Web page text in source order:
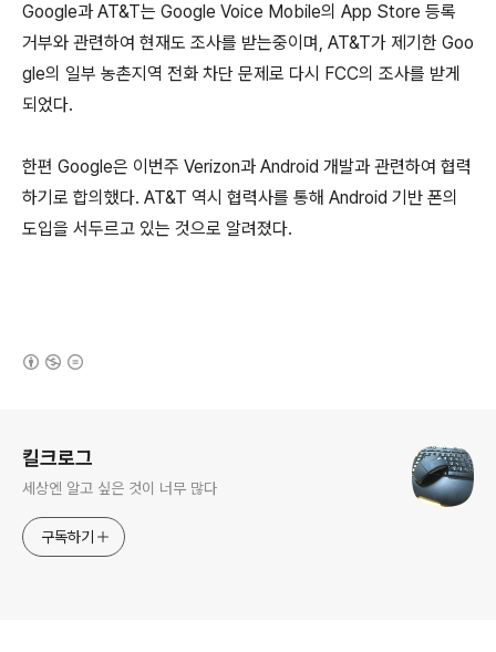
Google과 AT&T는 Google Voice Mobile의 App Store 등록
거부와 관련하여 현재도 조사를 받는중이며, AT&T가 제기한 Goo
gle의 일부 농촌지역 전화 차단 문제로 다시 FCC의 조사를 받게
되었다.
한편 Google은 이번주 Verizon과 Android 개발과 관련하여 협력
하기로 합의했다. AT&T 역시 협력사를 통해 Android 기반 폰의
도입을 서두르고 있는 것으로 알려졌다.
킬크로그
세상엔 알고 싶은 것이 너무 많다
구독하기